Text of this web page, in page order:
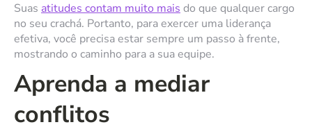
Suas atitudes contam muito mais do que qualquer cargo
no seu crachá. Portanto, para exercer uma liderança
efetiva, você precisa estar sempre um passo à frente,
mostrando o caminho para a sua equipe.
Aprenda a mediar
conflitos